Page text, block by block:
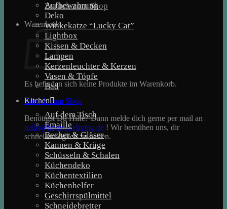
Zurück zum Shop
Warenkorb
Es befinden sich keine Produkte im Warenkorb.
Zurück zum Shop
Benötigst Du Hilfe? Dann melde dich gerne per mail an
hello@lovestyleliving.de ! Wir bemühen uns, dir
schnellstmöglich zu helfen.
Aufbewahrung
Deko
Winkekatze “Lucky Cat”
Lightbox
Kissen & Decken
Lampen
Kerzenleuchter & Kerzen
Vasen & Töpfe
Bad
Kitchen
Auf dem Tisch
Emaille
Becher & Gläser
Kannen & Krüge
Schüsseln & Schalen
Küchendeko
Küchentextilien
Küchenhelfer
Geschirrspülmittel
Schneidebretter